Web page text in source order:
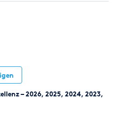
– 2026, 2025, 2024, 2023,